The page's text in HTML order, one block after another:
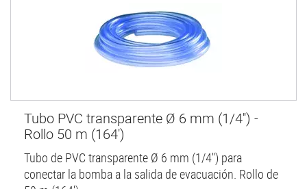
Tubo PVC transparente Ø 6 mm (1/4'') -
Rollo 50 m (164')
Tubo de PVC transparente Ø 6 mm (1/4'') para
conectar la bomba a la salida de evacuación. Rollo de